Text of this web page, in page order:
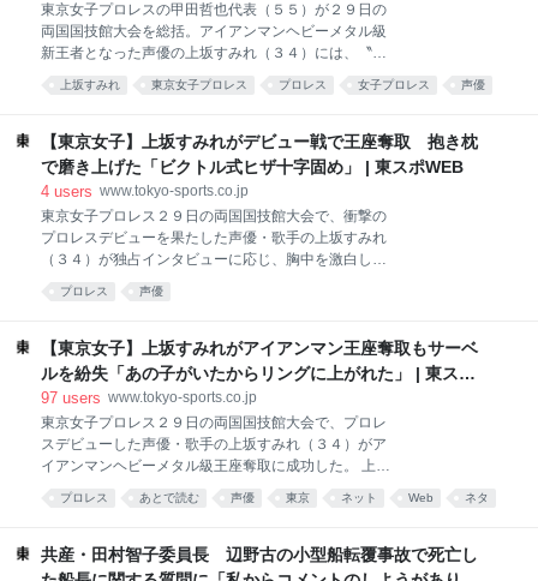
述べていた。 この日、櫛渕氏の秘書問題疑惑を尋ねら
れた高井氏は、「党としては現時点で、事実関係は把
握していない。お答えすることはできない。事実を確
認中。党として関与した話ではなく、われわれも初め
っている支持者、ボランテ
東京女子プロレスの甲田哲也代表（５５）が２９日の
両国国技館大会を総括。アイアンマンヘビーメタル級
新王者となった声優の上坂すみれ（３４）には、〝平
和的〟な継続参戦を求めた。 両国大会は団体過去最高
となる３０８９人の観衆を動員。最高峰のプリンセ
タイトルが移動した。３０日の一夜明け会見には、プ
リプリ新王者となった荒井優希が登壇。大会を振り返
るとともに初防衛戦（対Ｊ―ＲＯＤ、４月１６日＝日
っていた。 会見を見守っていた甲田代表は「たくさん
のお客さんに喜んでいただけた」と大会を振り返る。
人気声優である上坂の参戦、特撮テレビ番組「スーパ
ー戦隊シリーズ」との共演など、競技の枠にとらわれ
るようなことはこれからも続けて
上坂すみれ 東京女子プロレス プロレス 女子プロレス 声優
【東京女子】上坂すみれがデビュー戦で王座奪取 抱き枕
で磨き上げた「ビクトル式ヒザ十字固め」 | 東スポWEB
4 users www.tokyo-sports.co.jp
東京女子プロレス２９日の両国国技館大会で、衝撃の
プロレスデビューを果たした声優・歌手の上坂すみれ
（３４）が独占インタビューに応じ、胸中を激白し
た。１０日に甲田哲也代表をサーベルでぶん殴り、こ
の日のアイアンマンヘビーメタル級時間差入場バトル
トル式ひざ十字固めまで駆使して勝利し、王座を奪取
した。デビュー戦勝利への道は、どんなものだったの
か――。 ――新宿での襲撃から試合までの期間を振り
して…。「上坂さんはなんてことをしてしまったん
だ」って、行く現場、行く現場で心配されてしまう事
態になり、そのたびに「あれはサーベルが…」と弁解
を繰り返していました。 ――忙しい日々の中、準備は
という日を迎えるまで自分がリ
プロレス 声優
【東京女子】上坂すみれがアイアンマン王座奪取もサーベ
ルを紛失「あの子がいたからリングに上がれた」 | 東スポ
WEB
97 users www.tokyo-sports.co.jp
東京女子プロレス２９日の両国国技館大会で、プロレ
スデビューした声優・歌手の上坂すみれ（３４）がア
イアンマンヘビーメタル級王座奪取に成功した。 上坂
は１０日に東京女子・甲田哲也代表を新宿高島屋前で
襲撃。タイガー・ジェット・シンよろしくサーベルで
イヤル戦への参戦を要求し、この日のデビューとなっ
た。 試合は、王者の〝アントン〟ことアントーニオ本
プロレス あとで読む 声優 東京 ネット Web ネタ
共産・田村智子委員長 辺野古の小型船転覆事故で死亡し